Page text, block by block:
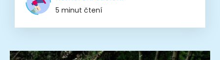
5 minut čtení